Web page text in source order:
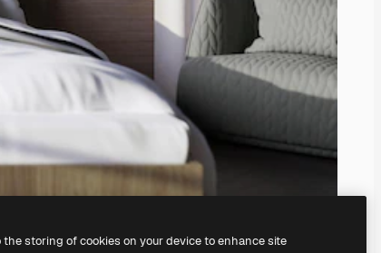
the storing of cookies on your device to enhance site